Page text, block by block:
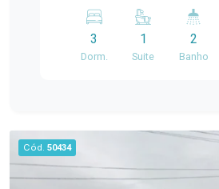
da praia. Com 240 m² de área
sobrado é ideal para quem
praticidade. No térreo, você encontrará uma
confraternização. O ambiente
uma aconchegante lareira e um
que traz luz natural e frescor
3
Dorm.
1
Suite
2
Banho
Cód. 50434